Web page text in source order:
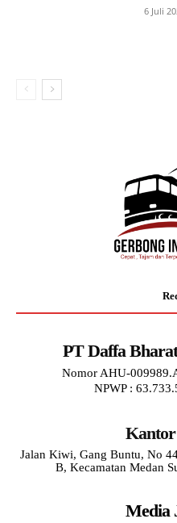
6 Juli
PT Daffa
Nomor AHU-
NPWP :
Jalan Kiwi, Gang Buntu, No
B, Kecamatan Medan
Media